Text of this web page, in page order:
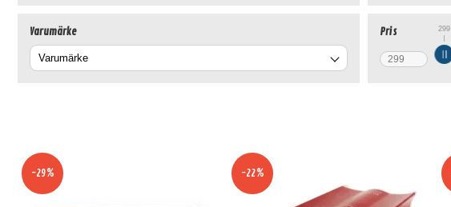
Varumärke Pris 299
-29% -22%